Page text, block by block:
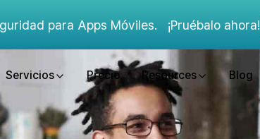
para Apps Móviles. ¡Pruébalo ahora!
Servicios Precio Resources Blog